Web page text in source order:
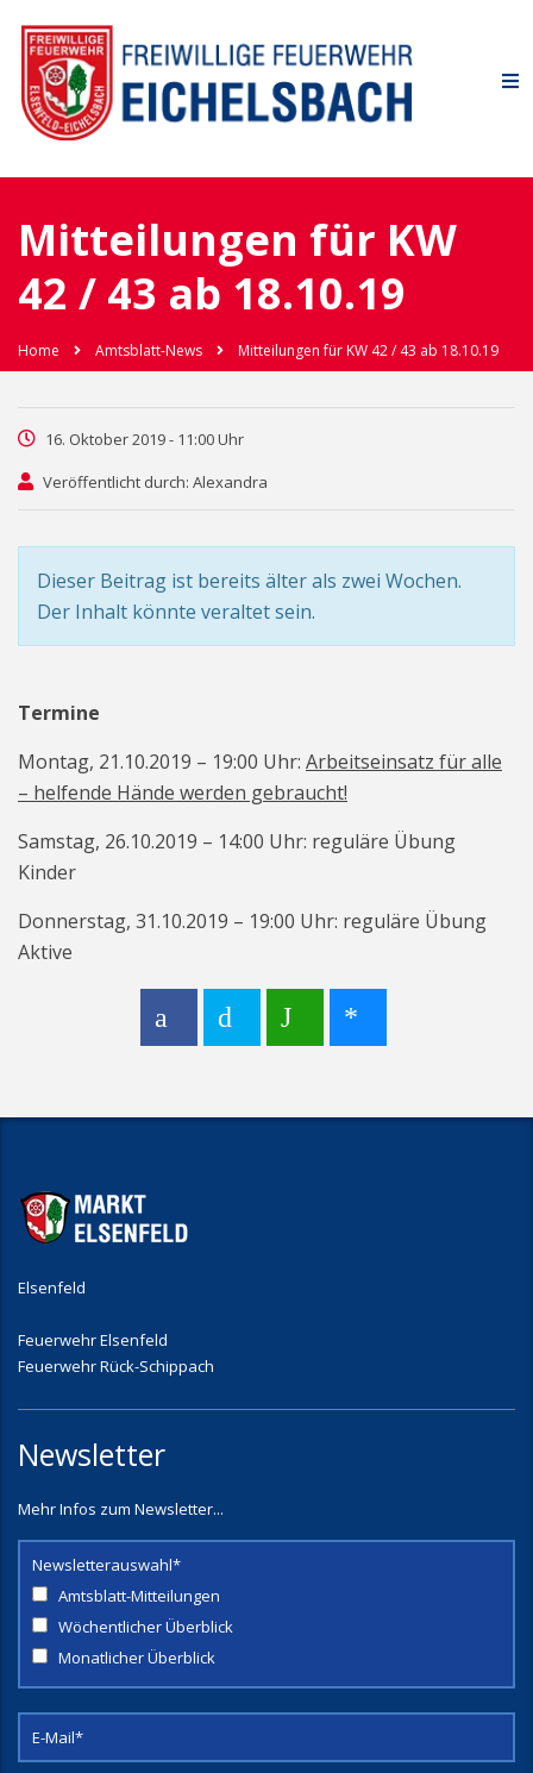
Mitteilungen für KW
42 / 43 ab 18.10.19
Home Amtsblatt-News Mitteilungen für KW 42 / 43 ab 18.10.19
16. Oktober 2019 - 11:00 Uhr
Veröffentlicht durch: Alexandra
Dieser Beitrag ist bereits älter als zwei Wochen.
Der Inhalt könnte veraltet sein.
Termine
Montag, 21.10.2019 – 19:00 Uhr: Arbeitseinsatz für alle
– helfende Hände werden gebraucht!
Samstag, 26.10.2019 – 14:00 Uhr: reguläre Übung
Kinder
Donnerstag, 31.10.2019 – 19:00 Uhr: reguläre Übung
Aktive
Elsenfeld
Feuerwehr Elsenfeld
Feuerwehr Rück-Schippach
Newsletter
Mehr Infos zum Newsletter...
Newsletterauswahl*
Amtsblatt-Mitteilungen
Wöchentlicher Überblick
Monatlicher Überblick